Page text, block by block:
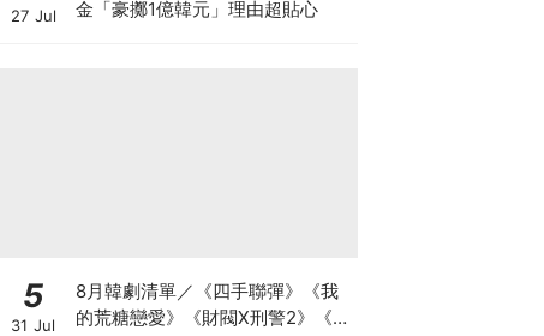
27 Jul
金「豪擲1億韓元」理由超貼心
5
31 Jul
8月韓劇清單／《四手聯彈》《我
的荒糖戀愛》《財閥X刑警2》《鼠